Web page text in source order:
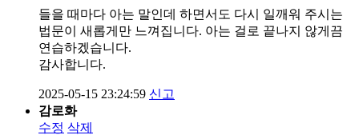
들을 때마다 아는 말인데 하면서도 다시 일깨워 주시는
법문이 새롭게만 느껴집니다. 아는 걸로 끝나지 않게끔
연습하겠습니다.
감사합니다.
2025-05-15 23:24:59 신고
감로화
수정 삭제